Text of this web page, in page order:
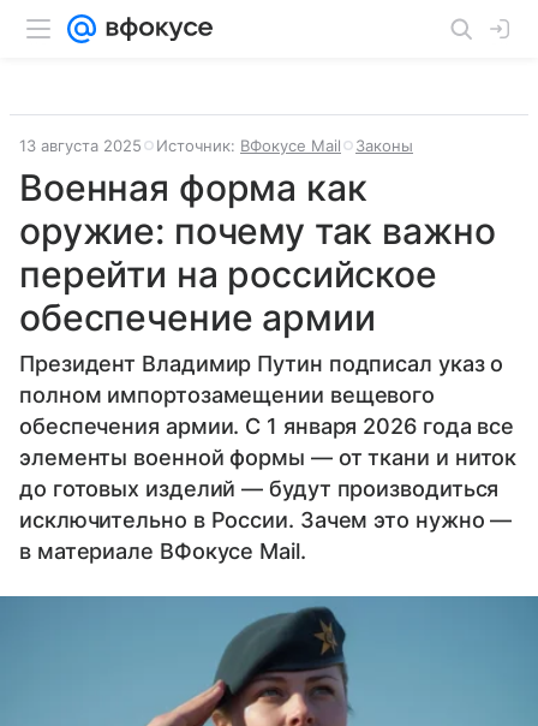
13 августа 2025 Источник: ВФокусе Mail Законы
Военная форма как
оружие: почему так важно
перейти на российское
обеспечение армии
Президент Владимир Путин подписал указ о
полном импортозамещении вещевого
обеспечения армии. С 1 января 2026 года все
элементы военной формы — от ткани и ниток
до готовых изделий — будут производиться
исключительно в России. Зачем это нужно —
в материале ВФокусе Mail.